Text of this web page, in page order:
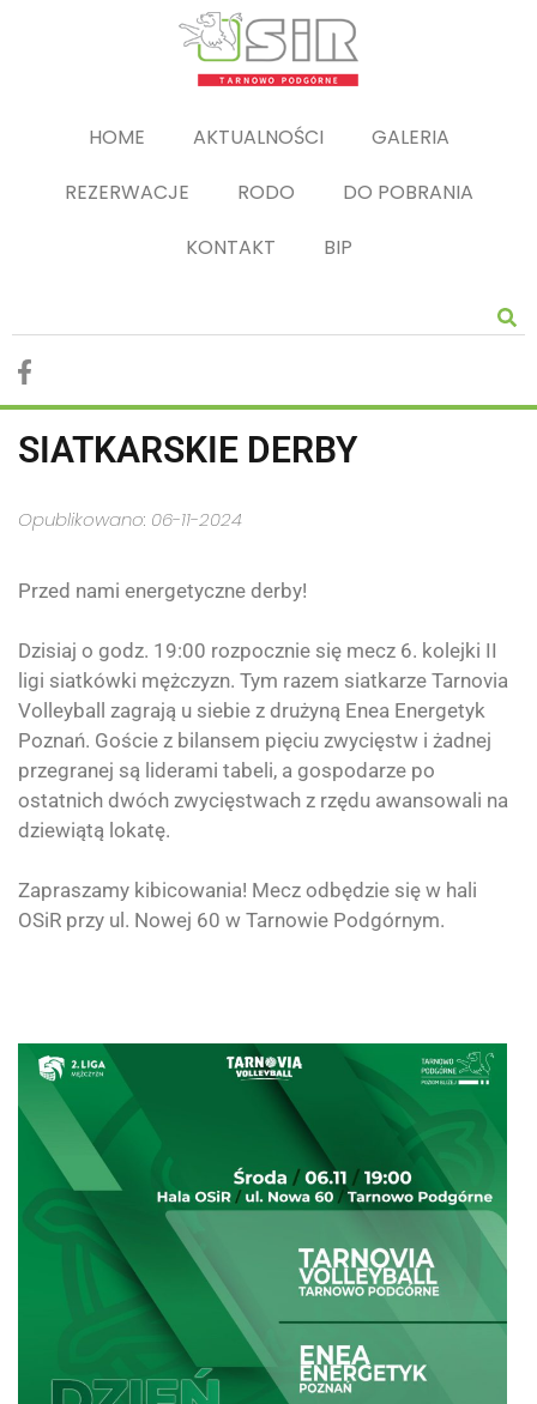
HOME AKTUALNOŚCI
GALERIA
REZERWACJE
RODO
DO POBRANIA
KONTAKT
BIP
SIATKARSKIE DERBY
Opublikowano: 06-11-2024
Przed nami energetyczne derby!
Dzisiaj o godz. 19:00 rozpocznie się mecz 6. kolejki II
ligi siatkówki mężczyzn. Tym razem siatkarze Tarnovia
Volleyball zagrają u siebie z drużyną Enea Energetyk
Poznań. Goście z bilansem pięciu zwycięstw i żadnej
przegranej są liderami tabeli, a gospodarze po
ostatnich dwóch zwycięstwach z rzędu awansowali na
dziewiątą lokatę.
Zapraszamy kibicowania! Mecz odbędzie się w hali
OSiR przy ul. Nowej 60 w Tarnowie Podgórnym.